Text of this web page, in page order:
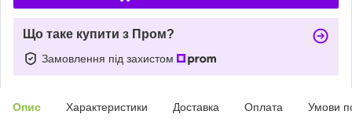
Що таке купити з Пром?
Замовлення під захистом
Опис Характеристики Доставка Оплата Умови